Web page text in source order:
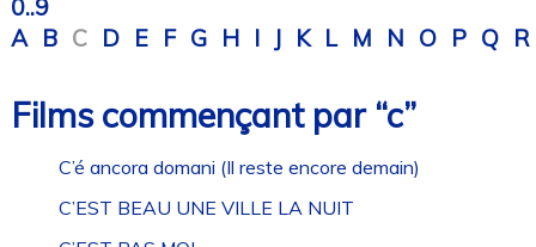
0..9
A B C D E F G H I J K L M N O P Q R
Films commençant par “c”
C’é ancora domani (Il reste encore demain)
C’EST BEAU UNE VILLE LA NUIT